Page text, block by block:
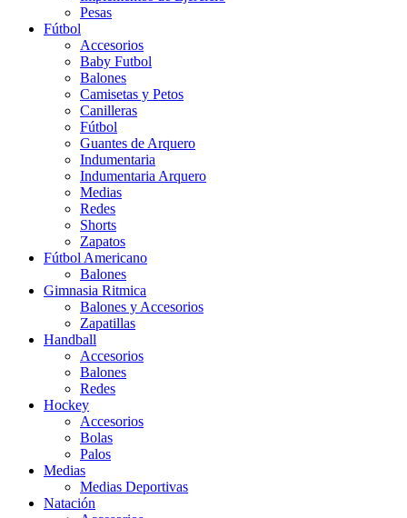
Pesas
Fútbol
Accesorios
Baby Futbol
Balones
Camisetas y Petos
Canilleras
Fútbol
Guantes de Arquero
Indumentaria
Indumentaria Arquero
Medias
Redes
Shorts
Zapatos
Fútbol Americano
Balones
Gimnasia Ritmica
Balones y Accesorios
Zapatillas
Handball
Accesorios
Balones
Redes
Hockey
Accesorios
Bolas
Palos
Medias
Medias Deportivas
Natación